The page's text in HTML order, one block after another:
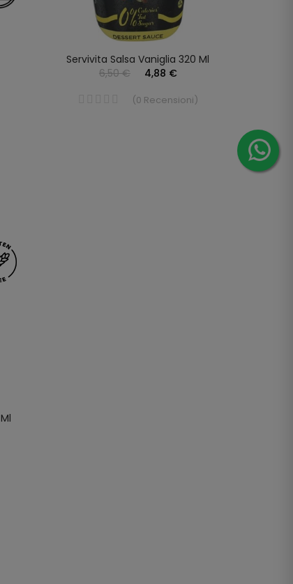
Servivita Salsa Vaniglia 320 Ml
6,50 €
4,88 €
(0 Recensioni)